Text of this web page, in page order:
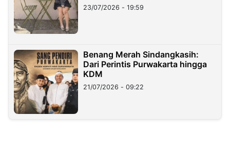
23/07/2026 - 19:59
Benang Merah Sindangkasih:
Dari Perintis Purwakarta hingga
KDM
21/07/2026 - 09:22